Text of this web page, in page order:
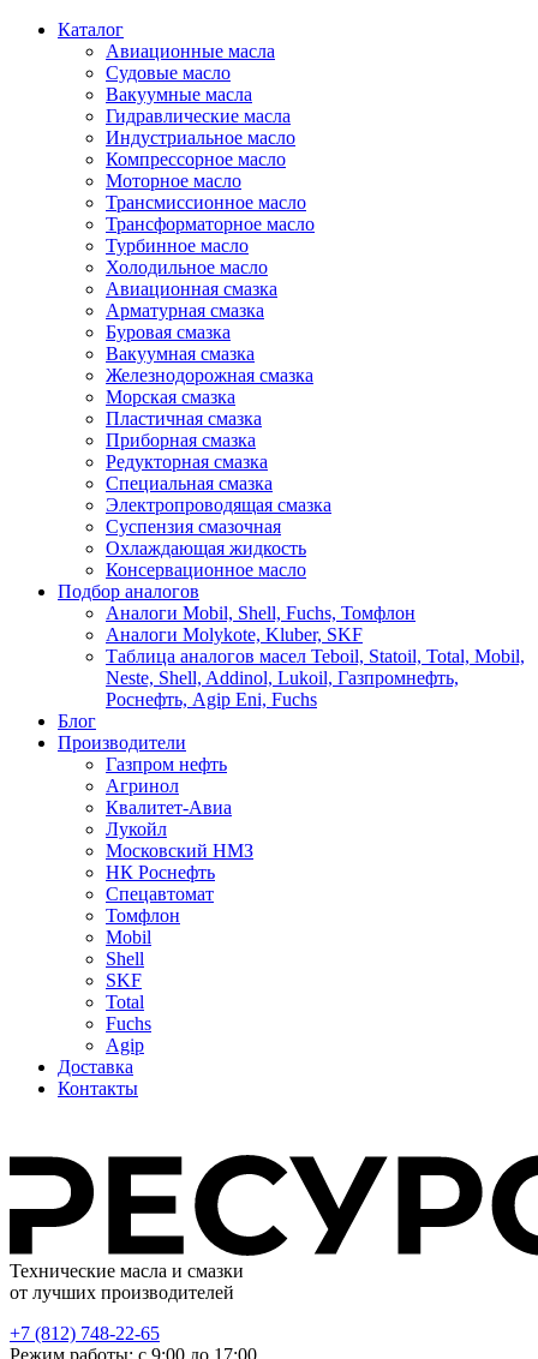
Каталог
Авиационные масла
Судовые масло
Вакуумные масла
Гидравлические масла
Индустриальное масло
Компрессорное масло
Моторное масло
Трансмиссионное масло
Трансформаторное масло
Турбинное масло
Холодильное масло
Авиационная смазка
Арматурная смазка
Буровая смазка
Вакуумная смазка
Железнодорожная смазка
Морская смазка
Пластичная смазка
Приборная смазка
Редукторная смазка
Специальная смазка
Электропроводящая смазка
Суспензия смазочная
Охлаждающая жидкость
Консервационное масло
Подбор аналогов
Аналоги Mobil, Shell, Fuchs, Томфлон
Аналоги Molykote, Kluber, SKF
Таблица аналогов масел Teboil, Statoil, Total, Mobil,
Neste, Shell, Addinol, Lukoil, Газпромнефть,
Роснефть, Agip Eni, Fuchs
Блог
Производители
Газпром нефть
Агринол
Квалитет-Авиа
Лукойл
Московский НМЗ
НК Роснефть
Спецавтомат
Томфлон
Mobil
Shell
SKF
Total
Fuchs
Agip
Доставка
Контакты
Технические масла и смазки
от лучших производителей
+7 (812) 748-22-65
Режим работы: с 9:00 до 17:00